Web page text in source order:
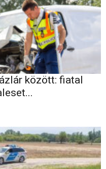
között: fiatal